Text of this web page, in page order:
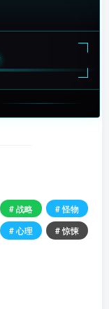
# 战略
# 怪物
# 心理
# 惊悚